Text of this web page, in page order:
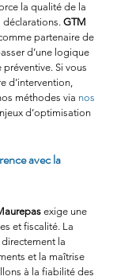
la qualité de la
déclarations. GTM
partenaire de
d’une logique
Si vous
d’intervention,
méthodes via nos
d’optimisation
avec la
exige une
et fiscalité. La
la
et la maîtrise
à la fiabilité des